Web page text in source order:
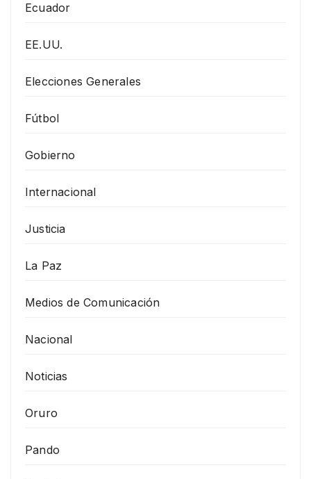
Ecuador
EE.UU.
Elecciones Generales
Fútbol
Gobierno
Internacional
Justicia
La Paz
Medios de Comunicación
Nacional
Noticias
Oruro
Pando